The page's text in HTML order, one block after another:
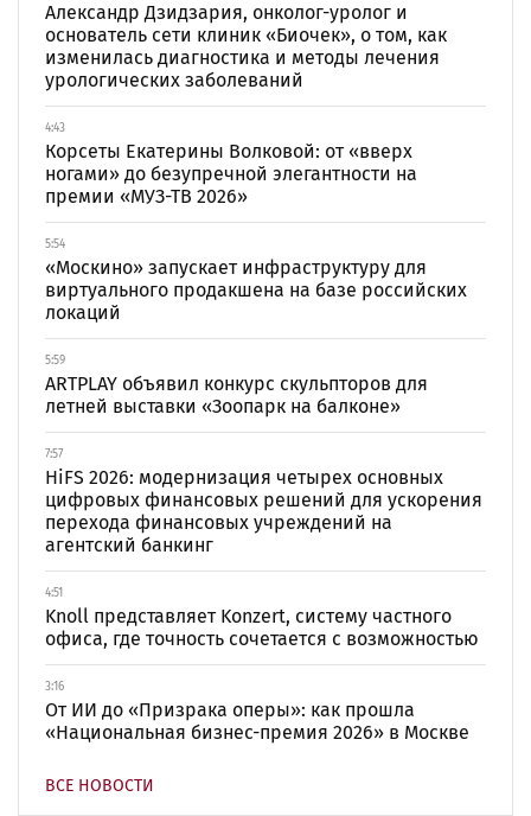
Александр Дзидзария, онколог-уролог и
основатель сети клиник «Биочек», о том, как
изменилась диагностика и методы лечения
урологических заболеваний
4:43
Корсеты Екатерины Волковой: от «вверх
ногами» до безупречной элегантности на
премии «МУЗ-ТВ 2026»
5:54
«Москино» запускает инфраструктуру для
виртуального продакшена на базе российских
локаций
5:59
ARTPLAY объявил конкурс скульпторов для
летней выставки «Зоопарк на балконе»
7:57
HiFS 2026: модернизация четырех основных
цифровых финансовых решений для ускорения
перехода финансовых учреждений на
агентский банкинг
4:51
Knoll представляет Konzert, систему частного
офиса, где точность сочетается с возможностью
3:16
От ИИ до «Призрака оперы»: как прошла
«Национальная бизнес-премия 2026» в Москве
ВСЕ НОВОСТИ